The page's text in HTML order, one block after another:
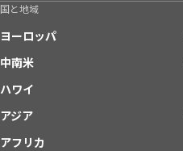
国と地域
ヨーロッパ
中南米
ハワイ
アジア
アフリカ